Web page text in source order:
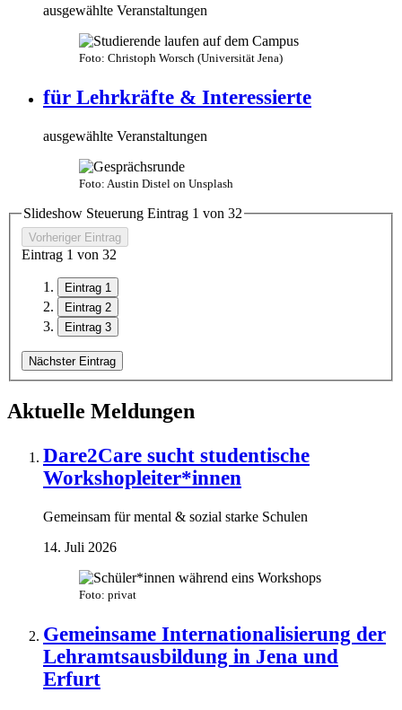
ausgewählte Veranstaltungen
Foto: Christoph Worsch (Universität Jena)
für Lehrkräfte & Interessierte
ausgewählte Veranstaltungen
Foto: Austin Distel on Unsplash
Slideshow Steuerung Eintrag 1 von 32
Vorheriger Eintrag
Eintrag 1 von 32
Eintrag 1
Eintrag 2
Eintrag 3
Nächster Eintrag
Aktuelle Meldungen
Dare2Care sucht studentische
Workshopleiter*innen
Gemeinsam für mental & sozial starke Schulen
14. Juli 2026
Foto: privat
Gemeinsame Internationalisierung der
Lehramtsausbildung in Jena und
Erfurt